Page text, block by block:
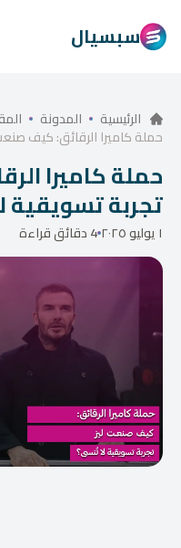
سبسيال
الرئيسية المدونة
حملة كاميرا الرقائق: كيف
حملة كاميرا
تجربة تسويقية
١ يوليو ٢٠٢٥ 4 دقائق قراءة